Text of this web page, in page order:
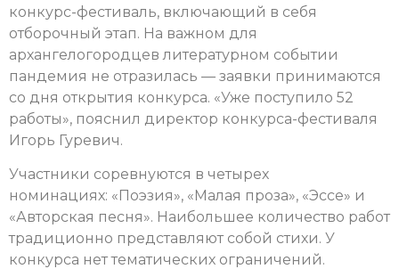
конкурс-фестиваль, включающий в себя
отборочный этап. На важном для
архангелогородцев литературном событии
пандемия не отразилась — заявки принимаются
со дня открытия конкурса. «Уже поступило 52
работы», пояснил директор конкурса-фестиваля
Игорь Гуревич.
Участники соревнуются в четырех
номинациях: «Поэзия», «Малая проза», «Эссе» и
«Авторская песня». Наибольшее количество работ
традиционно представляют собой стихи. У
конкурса нет тематических ограничений.